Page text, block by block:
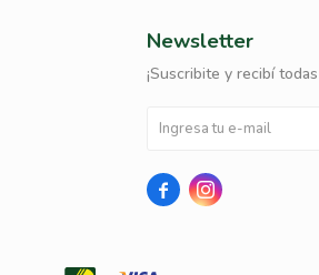
Newsletter
¡Suscribite y recibí
 